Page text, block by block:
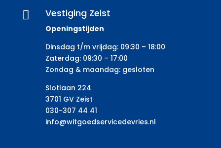
 Vestiging Zeist
Openingstijden
Dinsdag t/m vrijdag: 09:30 – 18:00
Zaterdag: 09:30 – 17:00
Zondag & maandag: gesloten
Slotlaan 224
3701 GV Zeist
030-307 44 41
info@witgoedservicedevries.nl